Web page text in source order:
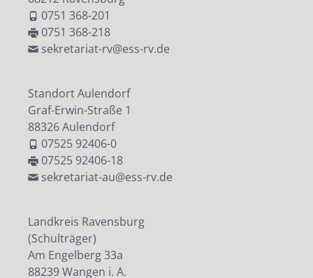
0751 368-201
0751 368-218
sekretariat-rv@ess-rv.de
Standort Aulendorf
Graf-Erwin-Straße 1
88326 Aulendorf
07525 92406-0
07525 92406-18
sekretariat-au@ess-rv.de
Landkreis Ravensburg
(Schulträger)
Am Engelberg 33a
88239 Wangen i. A.